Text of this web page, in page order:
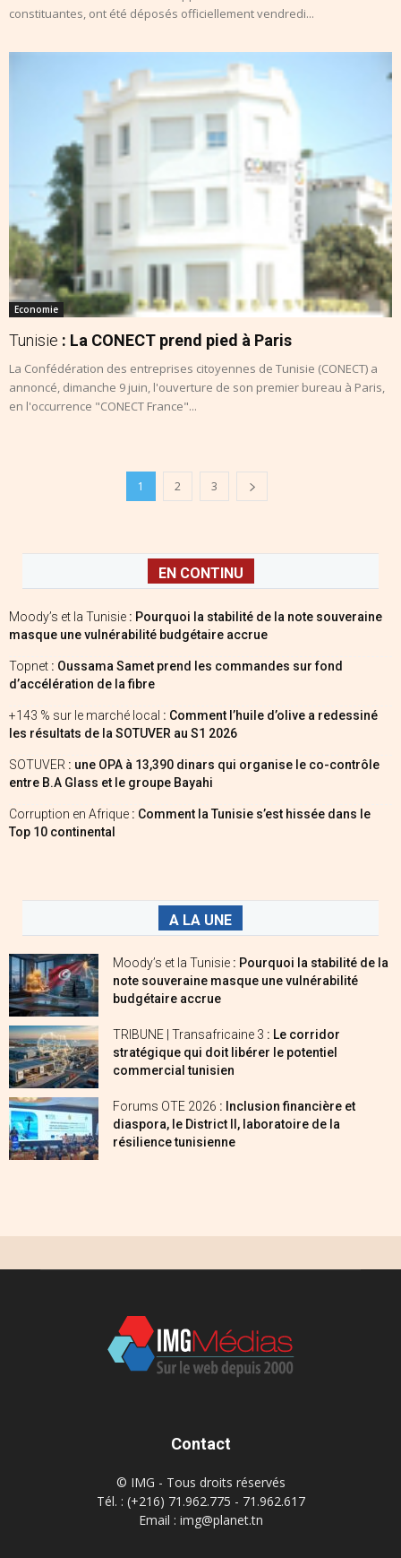
constituantes, ont été déposés officiellement vendredi...
Economie
Tunisie : La CONECT prend pied à Paris
La Confédération des entreprises citoyennes de Tunisie (CONECT) a
annoncé, dimanche 9 juin, l'ouverture de son premier bureau à Paris,
en l'occurrence "CONECT France"...
1 2 3
EN CONTINU
Moody’s et la Tunisie : Pourquoi la stabilité de la note souveraine
masque une vulnérabilité budgétaire accrue
Topnet : Oussama Samet prend les commandes sur fond
d’accélération de la fibre
+143 % sur le marché local : Comment l’huile d’olive a redessiné
les résultats de la SOTUVER au S1 2026
SOTUVER : une OPA à 13,390 dinars qui organise le co-contrôle
entre B.A Glass et le groupe Bayahi
Corruption en Afrique : Comment la Tunisie s’est hissée dans le
Top 10 continental
A LA UNE
Moody’s et la Tunisie : Pourquoi la stabilité de la
note souveraine masque une vulnérabilité
budgétaire accrue
TRIBUNE | Transafricaine 3 : Le corridor
stratégique qui doit libérer le potentiel
commercial tunisien
Forums OTE 2026 : Inclusion financière et
diaspora, le District II, laboratoire de la
résilience tunisienne
Contact
© IMG - Tous droits réservés
Tél. : (+216) 71.962.775 - 71.962.617
Email : img@planet.tn